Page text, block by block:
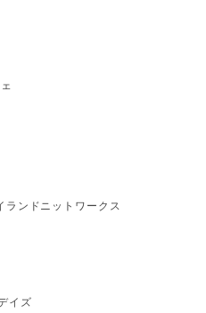
ンドニットワークス
イズ